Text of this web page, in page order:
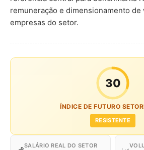
remuneração e dimensionamento
empresas do setor.
30
ÍNDICE DE FUTURO
RESISTENTE
SALÁRIO REAL DO SETOR